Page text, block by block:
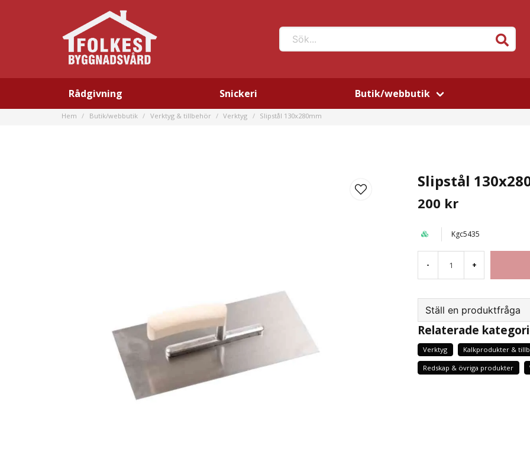
Sök...
Rådgivning Snickeri Butik/webbutik
Hem Butik/webbutik Verktyg & tillbehör Verktyg Slipstål 130x280mm
Slipstål
200 kr
Kgc5435
- +
Ställ en produktfråga
question
Fråga oss något om
Relaterade
Verktyg Kalkprodukter &
Redskap & övriga produkter